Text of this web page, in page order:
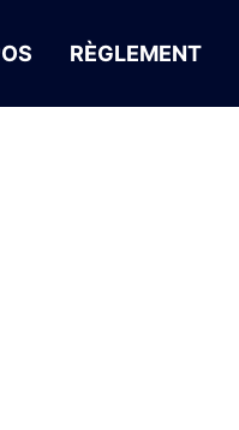
RÈGLEMENT